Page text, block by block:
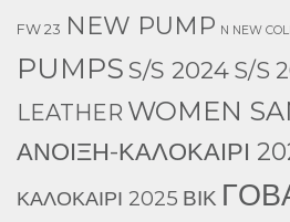
FW 23 NEW PUMP N NEW
PUMPS S/S 2024 S/S
LEATHER WOMEN
ΑΝΟΙΞΗ-ΚΑΛΟΚΑΙΡΙ
ΚΑΛΟΚΑΙΡΙ 2025 ΒΙΚ